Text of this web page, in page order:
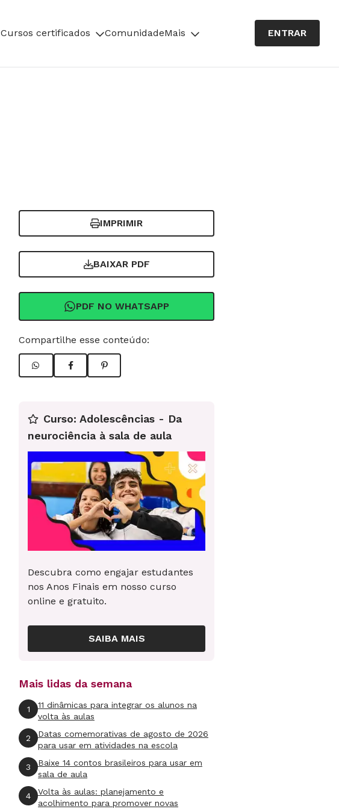
Cursos certificados ComunidadeMais ENTRAR
IMPRIMIR
BAIXAR PDF
PDF NO WHATSAPP
Compartilhe esse conteúdo:
Curso: Adolescências - Da
neurociência à sala de aula
Descubra como engajar estudantes
nos Anos Finais em nosso curso
online e gratuito.
SAIBA MAIS
Mais lidas da semana
1
11 dinâmicas para integrar os alunos na
volta às aulas
2
Datas comemorativas de agosto de 2026
para usar em atividades na escola
3
Baixe 14 contos brasileiros para usar em
sala de aula
4
Volta às aulas: planejamento e
acolhimento para promover novas